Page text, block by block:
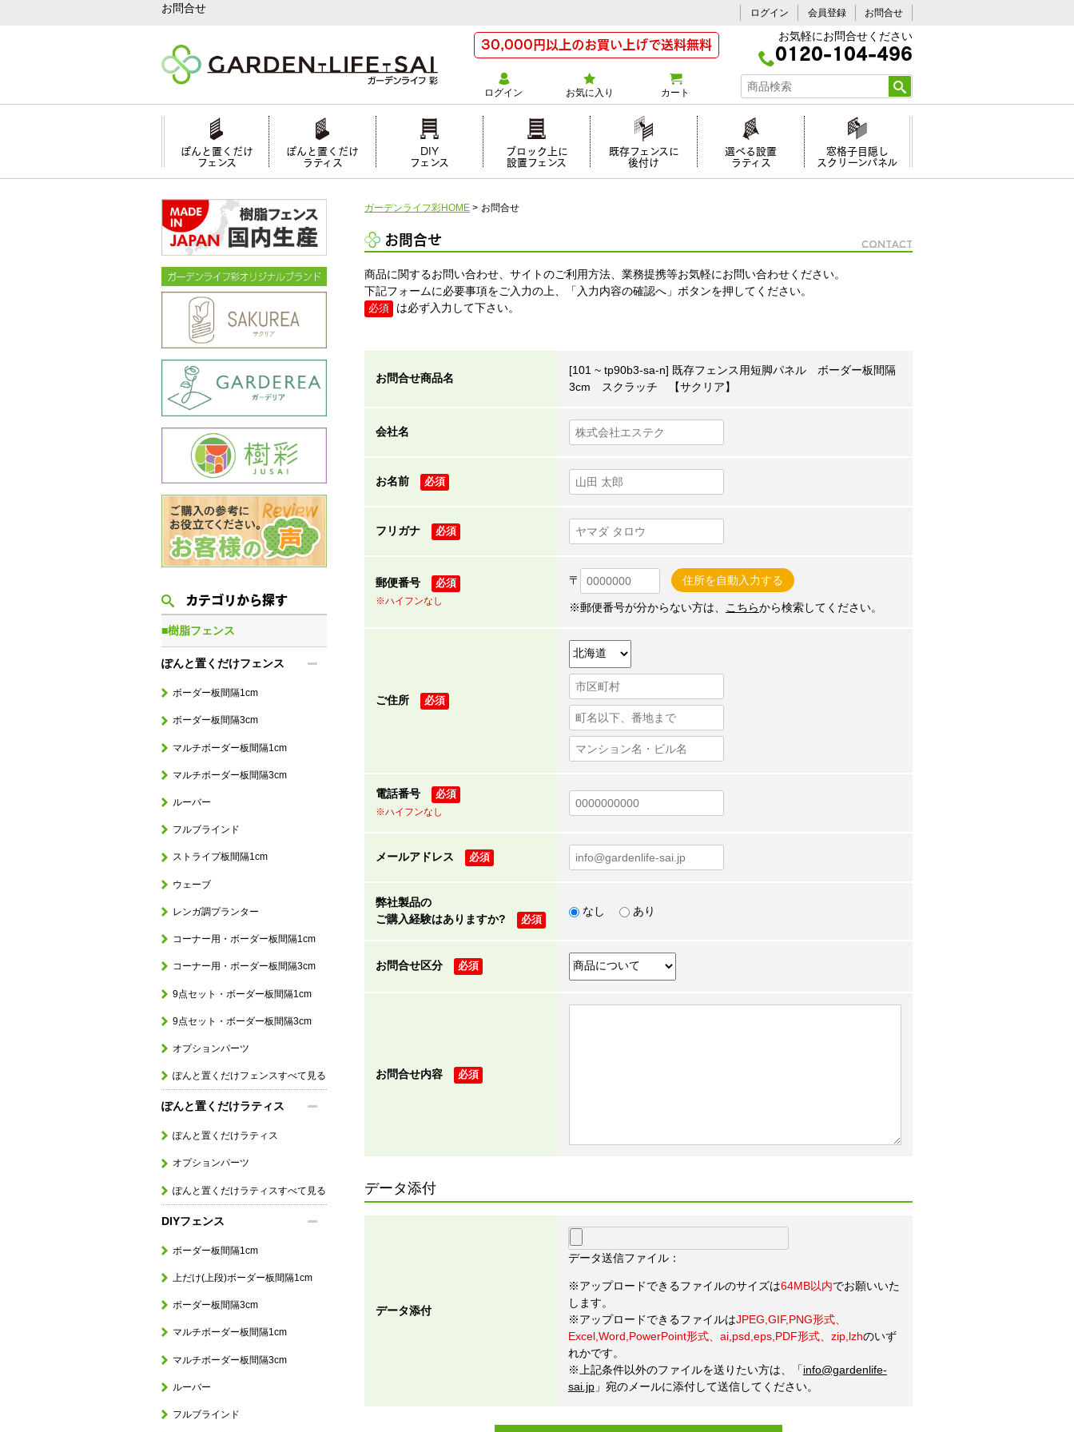
お問合せ ログイン 会員登録 お問合せ
30,000円以上のお買い上げで送料無料 お気軽にお問合せください
0120-104-496
ログイン お気に入り カート
ぽんと置くだけ
フェンス
ぽんと置くだけ
ラティス
DIY
フェンス
ブロック上に
設置フェンス
既存フェンスに
後付け
選べる設置
ラティス
窓格子目隠し
スクリーンパネル
カテゴリから探す
■樹脂フェンス
ぽんと置くだけフェンス
ボーダー板間隔1cm
ボーダー板間隔3cm
マルチボーダー板間隔1cm
マルチボーダー板間隔3cm
ルーバー
フルブラインド
ストライプ板間隔1cm
ウェーブ
レンガ調プランター
コーナー用・ボーダー板間隔1cm
コーナー用・ボーダー板間隔3cm
9点セット・ボーダー板間隔1cm
9点セット・ボーダー板間隔3cm
オプションパーツ
ぽんと置くだけフェンスすべて見る
ぽんと置くだけラティス
ぽんと置くだけラティス
オプションパーツ
ぽんと置くだけラティスすべて見る
DIYフェンス
ボーダー板間隔1cm
上だけ(上段)ボーダー板間隔1cm
ボーダー板間隔3cm
マルチボーダー板間隔1cm
マルチボーダー板間隔3cm
ルーバー
フルブラインド
ガーデンライフ彩HOME > お問合せ
お問合せ Contact
商品に関するお問い合わせ、サイトのご利用方法、業務提携等お気軽にお問い合わせください。
下記フォームに必要事項をご入力の上、「入力内容の確認へ」ボタンを押してください。
必須 は必ず入力して下さい。
お問合せ商品名
[101 ~ tp90b3-sa-n] 既存フェンス用短脚パネル ボーダー板間隔
3cm スクラッチ 【サクリア】
会社名
お名前 必須
フリガナ 必須
郵便番号
必須
※ハイフンなし
〒 住所を自動入力する
※郵便番号が分からない方は、 こちらから検索してください。
ご住所 必須
電話番号
必須
※ハイフンなし
メールアドレス 必須
弊社製品の
ご購入経験はありますか?
必須
なし あり
お問合せ区分 必須
お問合せ内容 必須
データ添付
データ添付
データ送信ファイル：
※アップロードできるファイルのサイズは64MB以内でお願いいた
します。
※アップロードできるファイルはJPEG,GIF,PNG形式、
Excel,Word,PowerPoint形式、ai,psd,eps,PDF形式、zip,lzhのいず
れかです。
※上記条件以外のファイルを送りたい方は、「info@gardenlife-
sai.jp」宛のメールに添付して送信してください。